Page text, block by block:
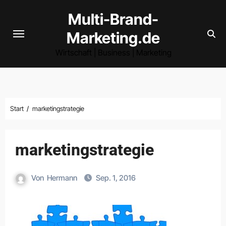
springen
Multi-Brand-
Marketing.de
Start marketingstrategie
marketingstrategie
Von Hermann Sep. 1, 2016